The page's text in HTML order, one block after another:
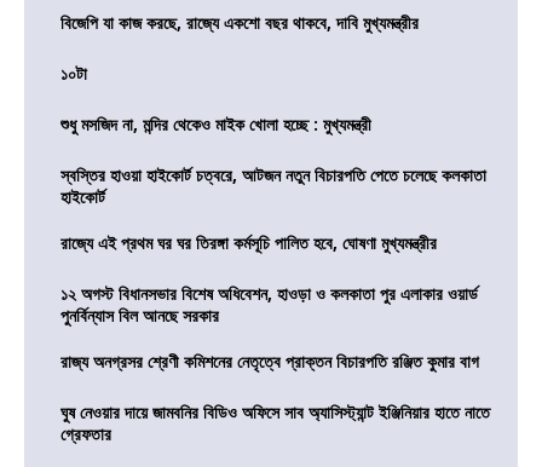
বিজেপি যা কাজ করছে, রাজ্যে একশো বছর থাকবে, দাবি মুখ্যমন্ত্রীর
১০টা
শুধু মসজিদ না, মন্দির থেকেও মাইক খোলা হচ্ছে : মুখ্যমন্ত্রী
স্বস্তির হাওয়া হাইকোর্ট চত্বরে, আটজন নতুন বিচারপতি পেতে চলেছে কলকাতা
হাইকোর্ট
রাজ্যে এই প্রথম ঘর ঘর তিরঙ্গা কর্মসূচি পালিত হবে, ঘোষণা মুখ্যমন্ত্রীর
১২ অগস্ট বিধানসভার বিশেষ অধিবেশন, হাওড়া ও কলকাতা পুর এলাকার ওয়ার্ড
পুনর্বিন্যাস বিল আনছে সরকার
রাজ্য অনগ্রসর শ্রেণী কমিশনের নেতৃত্বে প্রাক্তন বিচারপতি রঞ্জিত কুমার বাগ
ঘুষ নেওয়ার দায়ে জামবনির বিডিও অফিসে সাব অ্যাসিস্ট্যান্ট ইঞ্জিনিয়ার হাতে নাতে
গ্রেফতার